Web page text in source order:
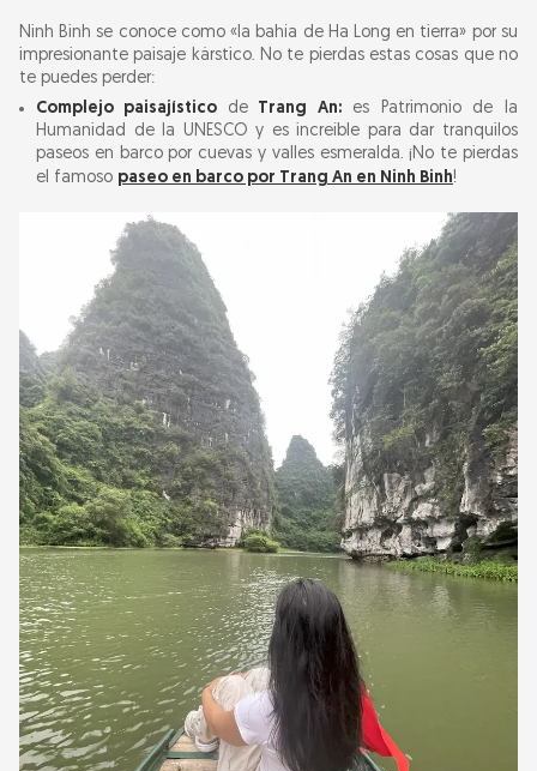
Ninh Binh se conoce como «la bahía de Ha Long en tierra» por su
impresionante paisaje kárstico. No te pierdas estas cosas que no
te puedes perder:
Complejo paisajístico deTrang An:es Patrimonio de la
Humanidad de la UNESCO y es increíble para dar tranquilos
paseos en barco por cuevas y valles esmeralda. ¡No te pierdas
el famoso paseo en barco por Trang An en Ninh Binh!